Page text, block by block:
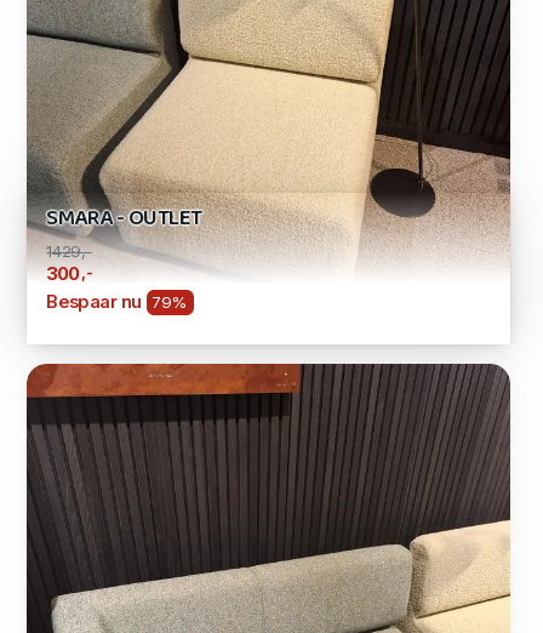
SMARA - OUTLET
1429,-
300 ,-
Bespaar nu 79%